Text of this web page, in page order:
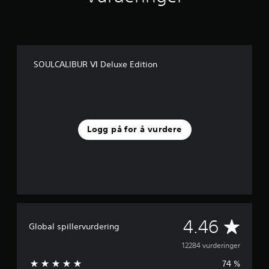
SOULCALIBUR Ⅵ Deluxe Edition
Logg på for å vurdere
Global spillervurdering 4.46 G
j
12284 vurderinger
74 %